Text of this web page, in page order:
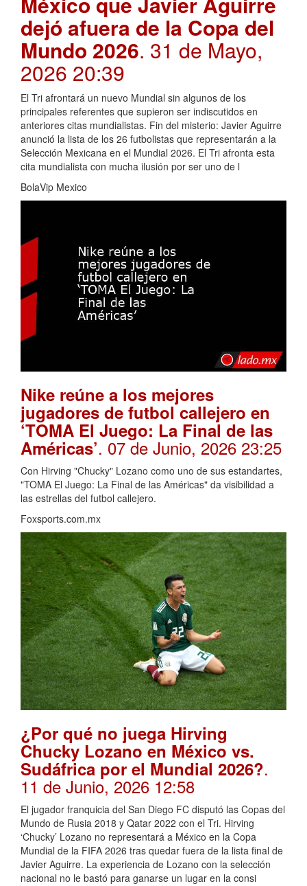
dejó afuera de la Copa del
Mundo 2026. 31 de Mayo,
2026 20:39
El Tri afrontará un nuevo Mundial sin algunos de los
principales referentes que supieron ser indiscutidos en
anteriores citas mundialistas. Fin del misterio: Javier Aguirre
anunció la lista de los 26 futbolistas que representarán a la
Selección Mexicana en el Mundial 2026. El Tri afronta esta
cita mundialista con mucha ilusión por ser uno de l
BolaVip Mexico
Nike reúne a los mejores
jugadores de futbol callejero en
‘TOMA El Juego: La Final de las
Américas’. 07 de Junio, 2026 23:25
Con Hirving "Chucky" Lozano como uno de sus estandartes,
"TOMA El Juego: La Final de las Américas" da visibilidad a
las estrellas del futbol callejero.
Foxsports.com.mx
¿Por qué no juega Hirving
Chucky Lozano en México vs.
Sudáfrica por el Mundial 2026?.
11 de Junio, 2026 12:58
El jugador franquicia del San Diego FC disputó las Copas del
Mundo de Rusia 2018 y Qatar 2022 con el Tri. Hirving
‘Chucky’ Lozano no representará a México en la Copa
Mundial de la FIFA 2026 tras quedar fuera de la lista final de
Javier Aguirre. La experiencia de Lozano con la selección
nacional no le bastó para ganarse un lugar en la consi